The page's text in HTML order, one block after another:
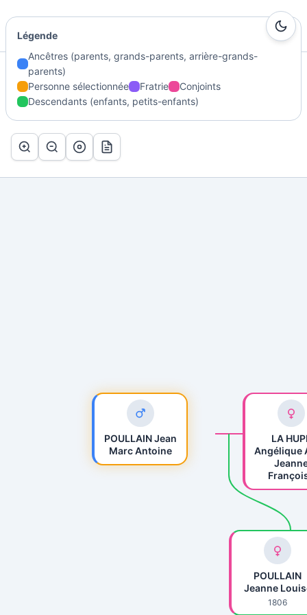
Accueil/Généalogie
Arbre de POULLAIN Jean Marc Antoine
POULLAIN
Jeanne
1806
POULLAIN Jean
Marc Antoine
LA
Angélique
Légende
Ancêtres (parents, grands-parents, arrière-grands-
parents)
Personne sélectionnée
Fratrie
Conjoints
Descendants (enfants, petits-enfants)